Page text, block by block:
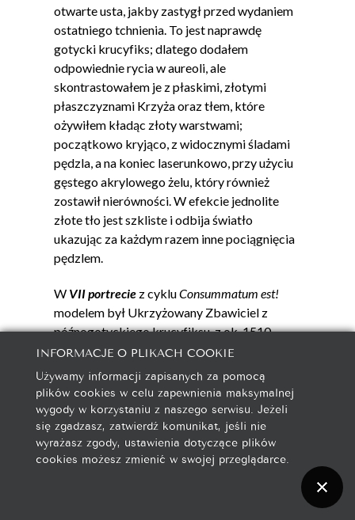
otwarte usta, jakby zastygł przed wydaniem
ostatniego tchnienia. To jest naprawdę
gotycki krucyfiks; dlatego dodałem
odpowiednie rycia w aureoli, ale
skontrastowałem je z płaskimi, złotymi
płaszczyznami Krzyża oraz tłem, które
ożywiłem kładąc złoty warstwami;
początkowo kryjąco, z widocznymi śladami
pędzla, a na koniec laserunkowo, przy użyciu
gęstego akrylowego żelu, który również
zostawił nierówności. W efekcie jednolite
złote tło jest szkliste i odbija światło
ukazując za każdym razem inne pociągnięcia
pędzlem.
W VII portrecie z cykluConsummatum est!
modelem był Ukrzyżowany Zbawiciel z
późnogotyckiego krucyfiksu, z ok. 1510-
1520 r. Znajduje się on w toruńskim kościele
Wniebowzięcia Najświętszej Marii Panny.
Średniowieczna rzeźba przedstawia
mężczyznę o delikatnej budowie ciała i
lokalnej urodzie, dlatego w tle zastosowałem
gęste, płytkie i delikatne nacięcia nożem,
dzięki którym powstały wypukłe linie,
INFORMACJE O PLIKACH COOKIE
Używamy informacji zapisanych za pomocą
plików cookies w celu zapewnienia maksymalnej
wygody w korzystaniu z naszego serwisu. Jeżeli
się zgadzasz, zatwierdź komunikat, jeśli nie
wyrażasz zgody, ustawienia dotyczące plików
cookies możesz zmienić w swojej przeglądarce.